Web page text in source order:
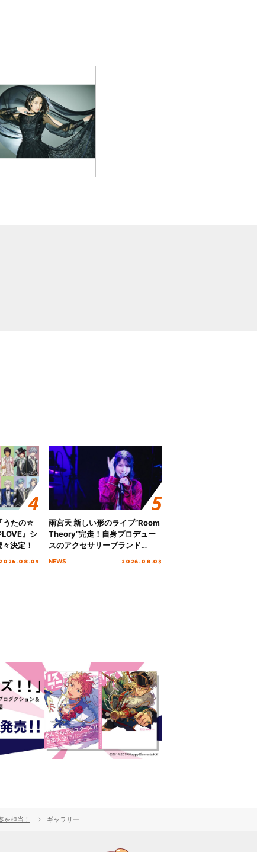
うたの☆
』シ
決定！
2026.08.01
雨宮天 新しい形のライブ”Room
Theory”完走！自身プロデュー
スのアクセサリーブランド
NEWS 2026.08.03
担当！ ギャラリー